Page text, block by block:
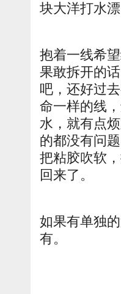
块大洋打水漂
抱着一线希
果敢拆开的
吧，还好过
命一样的线
水，就有点
的都没有问
把粘胶吹软
回来了。
如果有单独
有。